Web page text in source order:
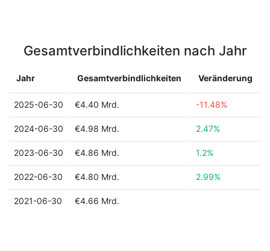
Gesamtverbindlichkeiten nach Jahr
Jahr Gesamtverbindlichkeiten Veränderung
2025-06-30 €4.40 Mrd. -11.48%
2024-06-30 €4.98 Mrd. 2.47%
2023-06-30 €4.86 Mrd. 1.2%
2022-06-30 €4.80 Mrd. 2.99%
2021-06-30 €4.66 Mrd.